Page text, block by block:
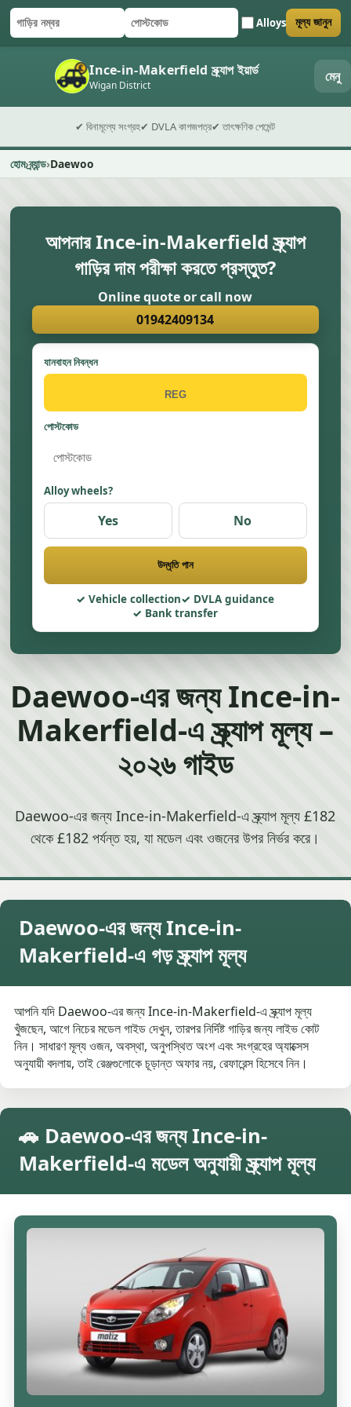
গাড়ির নম্বর
পোস্টকোড Alloys
ফর্ম জমা দিন মূল্য জানুন
Ince-in-Makerfield স্ক্র্যাপ ইয়ার্ড
Wigan District মেনু
✔ বিনামূল্যে সংগ্রহ✔ DVLA কাগজপত্র✔ তাৎক্ষণিক পেমেন্ট
হোম ব্র্যান্ড Daewoo
আপনার Ince-in-Makerfield স্ক্র্যাপ
গাড়ির দাম পরীক্ষা করতে প্রস্তুত?
Online quote or call now
01942409134
যানবাহন নিবন্ধন
পোস্টকোড
Alloy wheels?
Yes No
উদ্ধৃতি পান
Vehicle collection
DVLA guidance
Bank transfer
Daewoo-এর জন্য Ince-in-
Makerfield-এ স্ক্র্যাপ মূল্য –
২০২৬ গাইড
Daewoo-এর জন্য Ince-in-Makerfield-এ স্ক্র্যাপ মূল্য £182
থেকে £182 পর্যন্ত হয়, যা মডেল এবং ওজনের উপর নির্ভর করে।
Daewoo-এর জন্য Ince-in-
Makerfield-এ গড় স্ক্র্যাপ মূল্য
আপনি যদি Daewoo-এর জন্য Ince-in-Makerfield-এ স্ক্র্যাপ মূল্য
খুঁজছেন, আগে নিচের মডেল গাইড দেখুন, তারপর নির্দিষ্ট গাড়ির জন্য লাইভ কোট
নিন। সাধারণ মূল্য ওজন, অবস্থা, অনুপস্থিত অংশ এবং সংগ্রহের অ্যাক্সেস
অনুযায়ী বদলায়, তাই রেঞ্জগুলোকে চূড়ান্ত অফার নয়, রেফারেন্স হিসেবে নিন।
🚗 Daewoo-এর জন্য Ince-in-
Makerfield-এ মডেল অনুযায়ী স্ক্র্যাপ মূল্য